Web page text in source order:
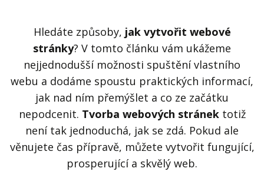
O mně
Přihlášení
Kontakt
Obchodní podmínky
Hledaná fráze
Hledáte způsoby, jak vytvořit webové
stránky? V tomto článku vám ukážeme
nejjednodušší možnosti spuštění vlastního
webu a dodáme spoustu praktických informací,
jak nad ním přemýšlet a co ze začátku
nepodcenit. Tvorba webových stránektotiž
není tak jednoduchá, jak se zdá. Pokud ale
věnujete čas přípravě, můžete vytvořit fungující,
prosperující a skvělý web.